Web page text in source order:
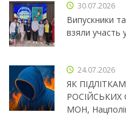
30.07.2026
Випускники
взяли участь
24.07.2026
ЯК
РОСІЙСЬКИХ
МОН,